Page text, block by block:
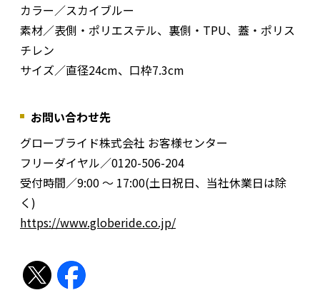
カラー／スカイブルー
素材／表側・ポリエステル、裏側・TPU、蓋・ポリス
チレン
サイズ／直径24cm、口枠7.3cm
お問い合わせ先
グローブライド株式会社 お客様センター
フリーダイヤル／0120-506-204
受付時間／9:00 ～ 17:00(土日祝日、当社休業日は除
く)
https://www.globeride.co.jp/